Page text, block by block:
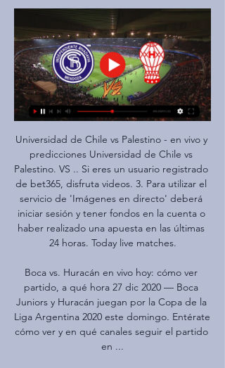
Universidad de Chile vs Palestino - en vivo y
predicciones Universidad de Chile vs
Palestino. VS .. Si eres un usuario registrado
de bet365, disfruta videos. 3. Para utilizar el
servicio de 'Imágenes en directo' deberá
iniciar sesión y tener fondos en la cuenta o
haber realizado una apuesta en las últimas
24 horas. Today live matches.
Boca vs. Huracán en vivo hoy: cómo ver
partido, a qué hora 27 dic 2020 — Boca
Juniors y Huracán juegan por la Copa de la
Liga Argentina 2020 este domingo. Entérate
cómo ver y en qué canales seguir el partido
en ...